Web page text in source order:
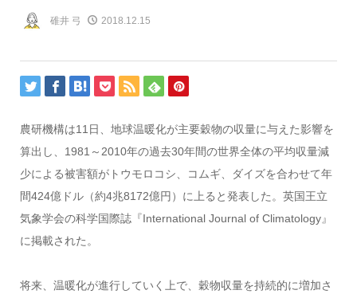
碓井 弓 2018.12.15
農研機構は11日、地球温暖化が主要穀物の収量に与えた影響を
算出し、1981～2010年の過去30年間の世界全体の平均収量減
少による被害額がトウモロコシ、コムギ、ダイズを合わせて年
間424億ドル（約4兆8172億円）に上ると発表した。英国王立
気象学会の科学国際誌『International Journal of Climatology』
に掲載された。
将来、温暖化が進行していく上で、穀物収量を持続的に増加さ